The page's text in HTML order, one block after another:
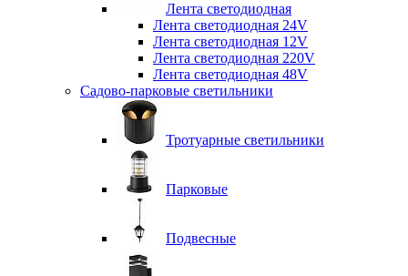
Лента светодиодная
Лента светодиодная 24V
Лента светодиодная 12V
Лента светодиодная 220V
Лента светодиодная 48V
Садово-парковые светильники
Тротуарные светильники
Парковые
Подвесные